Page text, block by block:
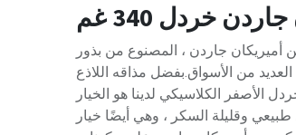
خردل 340 غم
جاردن ، المصنوع من بذور
من الأسواق.بفضل مذاقه اللاذع
الأصفر الكلاسيكي لدينا هو الخيار
وقليلة السكر ، وهي أيضًا خيار